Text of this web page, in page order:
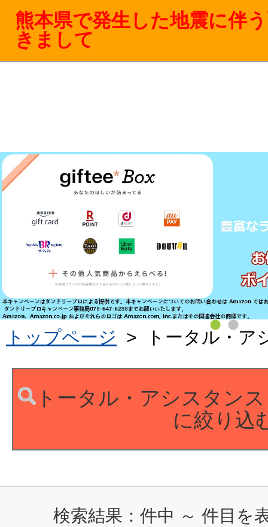
熊本県で発生した地震に伴
きまして
トップページ > トータル・ア
トータル・アシスタン
に絞り込
検索結果： 件中 ～ 件目を